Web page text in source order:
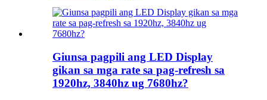
Giunsa pagpili ang LED Display
gikan sa mga rate sa pag-refresh sa
1920hz, 3840hz ug 7680hz?